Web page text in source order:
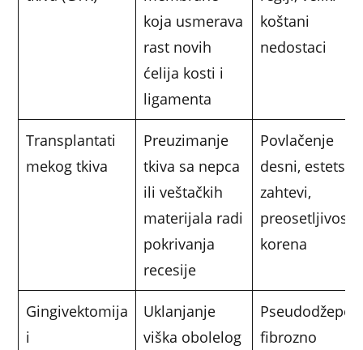
koja usmerava
rast novih
ćelija kosti i
ligamenta
koštani
nedostaci
Transplantati
mekog tkiva
Preuzimanje
tkiva sa nepca
ili veštačkih
materijala radi
pokrivanja
recesije
Povlačenje
desni, estetski
zahtevi,
preosetljivost
korena
Gingivektomija
i
Uklanjanje
viška obolelog
fibrozno